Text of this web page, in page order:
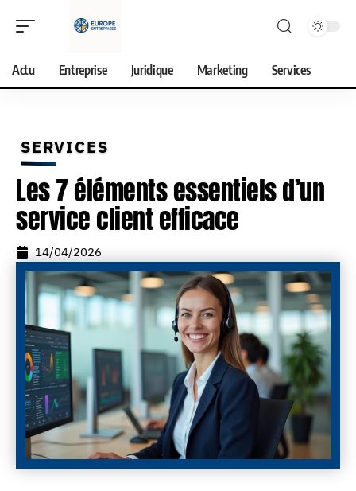
Actu Entreprise Juridique Marketing Services
SERVICES
Les 7 éléments essentiels d’un
service client efficace
14/04/2026